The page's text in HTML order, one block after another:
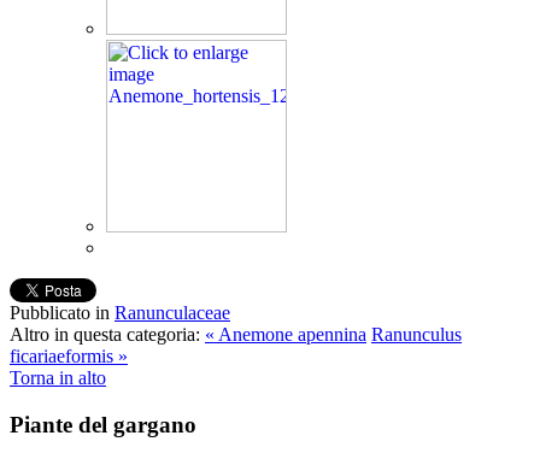
Pubblicato in Ranunculaceae
Altro in questa categoria: « Anemone apennina Ranunculus
ficariaeformis »
Torna in alto
Piante del gargano